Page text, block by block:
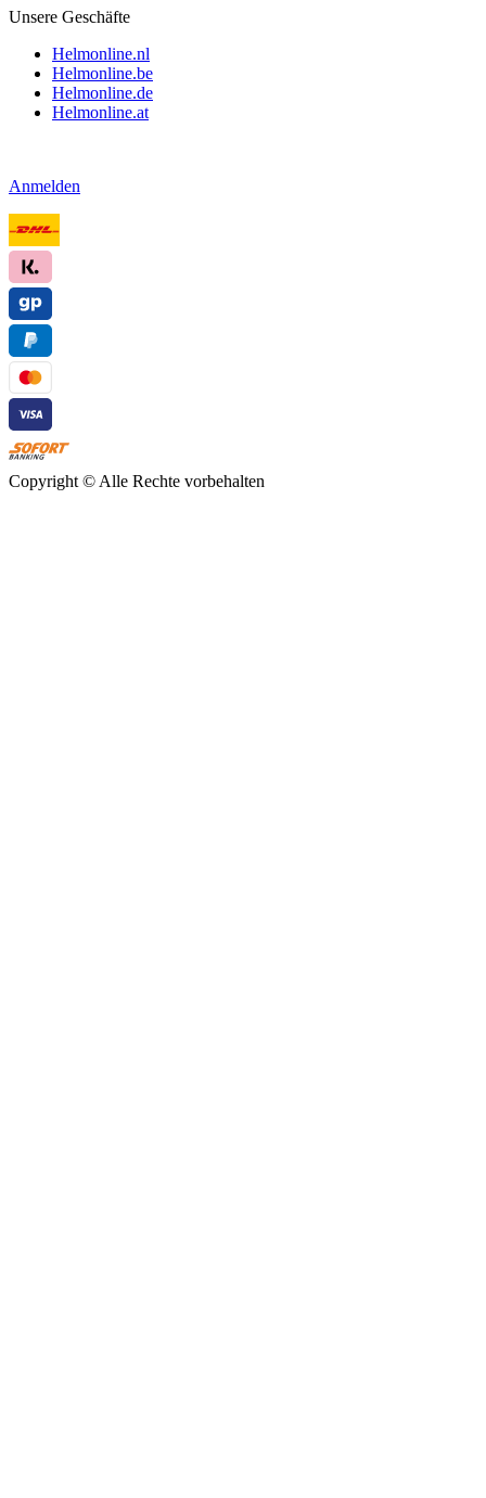
Unsere Geschäfte
Helmonline.nl
Helmonline.be
Helmonline.de
Helmonline.at
Anmelden
Copyright © Alle Rechte vorbehalten